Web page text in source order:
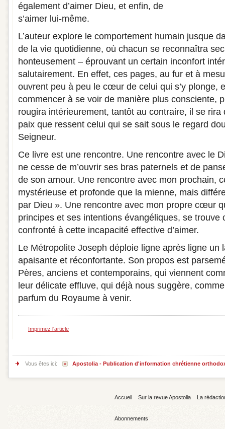
également d’aimer Dieu, et enfin, de
s’aimer lui-même.
L’auteur explore le comportement humain jusque
de la vie quotidienne, où chacun se reconnaîtra
honteusement – éprouvant un certain inconfort
salutairement. En effet, ces pages, au fur et à
ouvrent peu à peu le cœur de celui qui s’y plonge,
commencer à se voir de manière plus consciente,
rougira intérieurement, tantôt au contraire, il se
paix que ressent celui qui se sait sous le regard
Seigneur.
Ce livre est une rencontre. Une rencontre avec le
ne cesse de m’ouvrir ses bras paternels et de
de son amour. Une rencontre avec mon prochain,
mystérieuse et profonde que la mienne, mais
par Dieu ». Une rencontre avec mon propre cœur
principes et ses intentions évangéliques, se trouve
confronté à cette incapacité effective d’aimer.
Le Métropolite Joseph déploie ligne après ligne un
apaisante et réconfortante. Son propos est
Pères, anciens et contemporains, qui viennent
leur délicate effluve, qui déjà nous suggère,
parfum du Royaume à venir.
Imprimez l'article
Vous êtes ici: Apostolia - Publication d'information chrétienne
Accueil Sur la revue Apostolia La
Abonnements